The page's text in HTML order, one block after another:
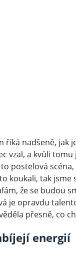
říká nadšeně, jak
vzal, a kvůli
to postelová
koukali, tak jsme
že se budou
je opravdu
přesně, co
energií